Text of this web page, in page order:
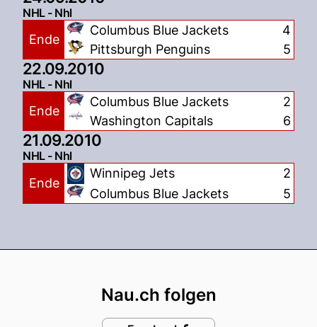
NHL - Nhl
Ende
Columbus Blue Jackets
Pittsburgh Penguins
4
5
22.09.2010
NHL - Nhl
Ende
Columbus Blue Jackets
Washington Capitals
2
6
21.09.2010
NHL - Nhl
Ende
Winnipeg Jets
Columbus Blue Jackets
2
5
Nau.ch folgen